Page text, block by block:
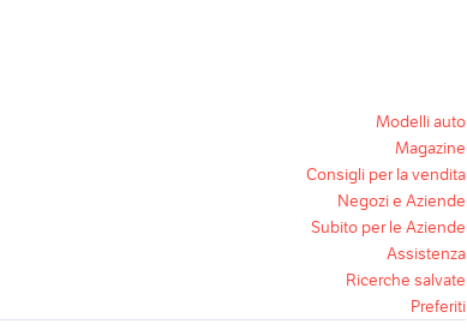
Modelli auto
Magazine
Consigli per la vendita
Negozi e Aziende
Subito per le Aziende
Assistenza
Ricerche salvate
Preferiti